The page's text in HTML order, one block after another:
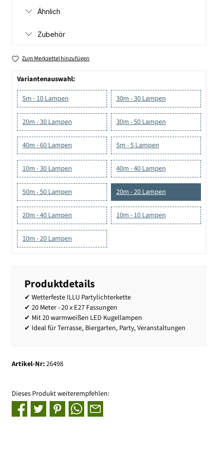
Ähnlich
Zubehör
Zum Merkzettel hinzufügen
Variantenauswahl:
5m - 10 Lampen
30m - 30 Lampen
20m - 30 Lampen 30m - 50 Lampen
40m - 60 Lampen 5m - 5 Lampen
10m - 30 Lampen 40m - 40 Lampen
50m - 50 Lampen 20m - 20 Lampen
20m - 40 Lampen 10m - 10 Lampen
10m - 20 Lampen
Produktdetails
✔ Wetterfeste ILLU Partylichterkette
✔ 20 Meter - 20 x E27 Fassungen
✔ Mit 20 warmweißen LED Kugellampen
✔ Ideal für Terrasse, Biergarten, Party, Veranstaltungen
Artikel-Nr:26498
Dieses Produkt weiterempfehlen: